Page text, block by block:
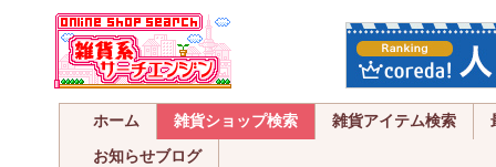
ホーム 雑貨ショップ検索 雑貨アイテム検索
お知らせブログ